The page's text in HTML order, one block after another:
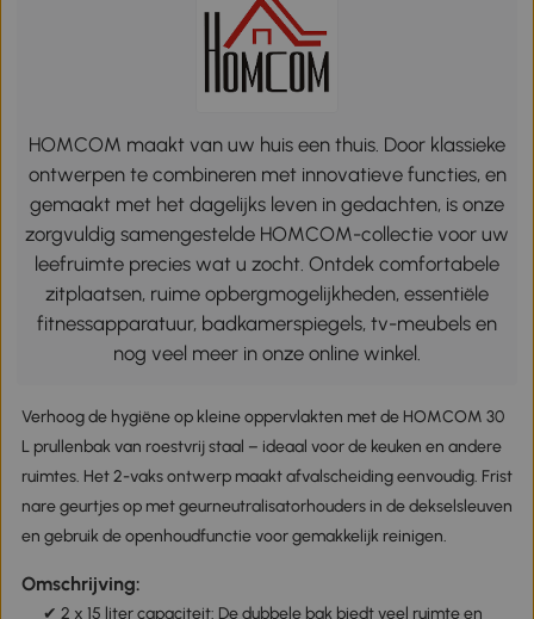
HOMCOM maakt van uw huis een thuis. Door klassieke
ontwerpen te combineren met innovatieve functies, en
gemaakt met het dagelijks leven in gedachten, is onze
zorgvuldig samengestelde HOMCOM-collectie voor uw
leefruimte precies wat u zocht. Ontdek comfortabele
zitplaatsen, ruime opbergmogelijkheden, essentiële
fitnessapparatuur, badkamerspiegels, tv-meubels en
nog veel meer in onze online winkel.
Verhoog de hygiëne op kleine oppervlakten met de HOMCOM 30
L prullenbak van roestvrij staal – ideaal voor de keuken en andere
ruimtes. Het 2-vaks ontwerp maakt afvalscheiding eenvoudig. Frist
nare geurtjes op met geurneutralisatorhouders in de dekselsleuven
en gebruik de openhoudfunctie voor gemakkelijk reinigen.
Omschrijving:
✔ 2 x 15 liter capaciteit: De dubbele bak biedt veel ruimte en